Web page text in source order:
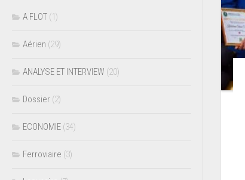
A FLOT (1)
Aérien (29)
ANALYSE ET INTERVIEW (20)
Dossier (2)
ECONOMIE (34)
Ferroviaire (3)